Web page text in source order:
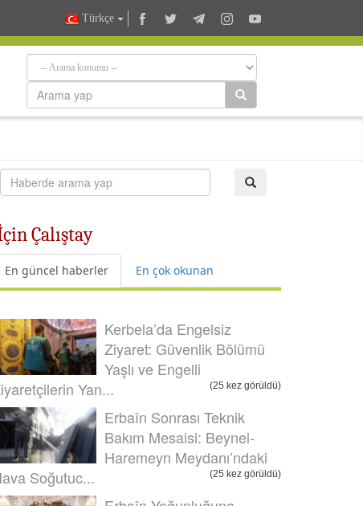
Türkçe
Çalıştay
En güncel haberler En çok okunan
Kerbela’da Engelsiz
Ziyaret: Güvenlik Bölümü
Yaşlı ve Engelli
Yan...
(25 kez görüldü)
Erbaîn Sonrası Teknik
Bakım Mesaisi: Beynel-
Haremeyn Meydanı’ndaki
Soğutuc...
(25 kez görüldü)